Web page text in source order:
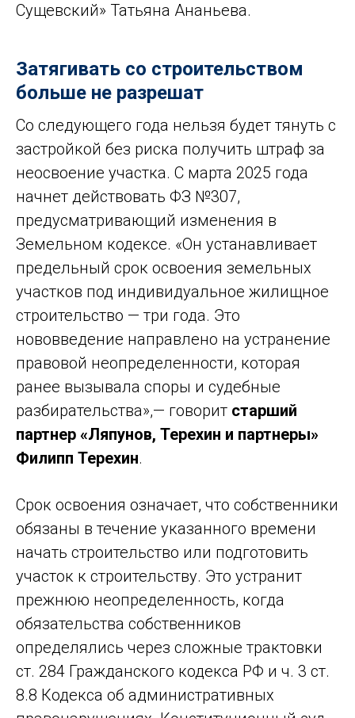
Сущевский» Татьяна Ананьева.
Затягивать со строительством
больше не разрешат
Со следующего года нельзя будет тянуть с
застройкой без риска получить штраф за
неосвоение участка. С марта 2025 года
начнет действовать ФЗ №307,
предусматривающий изменения в
Земельном кодексе. «Он устанавливает
предельный срок освоения земельных
участков под индивидуальное жилищное
строительство — три года. Это
нововведение направлено на устранение
правовой неопределенности, которая
ранее вызывала споры и судебные
разбирательства»,— говорит старший
партнер «Ляпунов, Терехин и партнеры»
Филипп Терехин.
Срок освоения означает, что собственники
обязаны в течение указанного времени
начать строительство или подготовить
участок к строительству. Это устранит
прежнюю неопределенность, когда
обязательства собственников
определялись через сложные трактовки
ст. 284 Гражданского кодекса РФ и ч. 3 ст.
8.8 Кодекса об административных